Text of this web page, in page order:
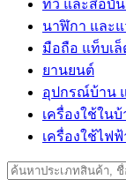
ทีวี และสื่อบัน
นาฬิกา และ
มือถือ แท็บเ
ยานยนต์
อุปกรณ์บ้าน
เครื่องใช้ใน
เครื่องใช้ไฟ
Search
for: